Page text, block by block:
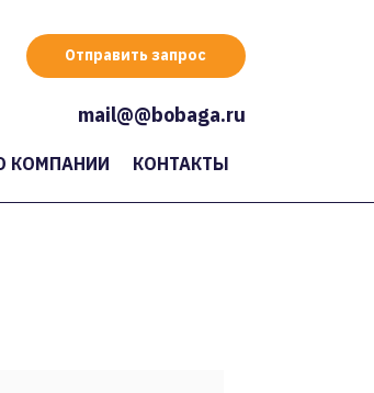
Отправить запрос
mail@@bobaga.ru
КОМПАНИИ КОНТАКТЫ